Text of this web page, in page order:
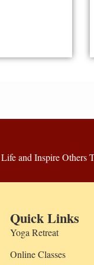
and Inspire Others
Quick Links
Yoga Retreat
Online Classes